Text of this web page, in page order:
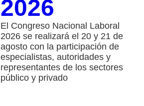
2026
El Congreso Nacional Laboral
2026 se realizará el 20 y 21 de
agosto con la participación de
especialistas, autoridades y
representantes de los sectores
público y privado